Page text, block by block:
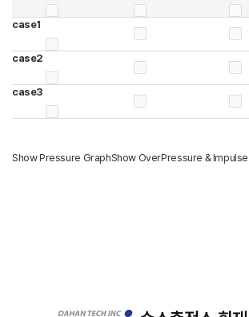
case1
case2
case3
Show Pressure GraphShow OverPressure &